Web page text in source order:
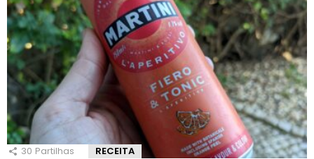
30 Partilhas RECEITA